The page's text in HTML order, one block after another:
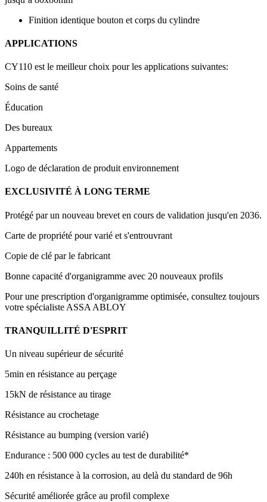
Finition identique bouton et corps du cylindre
APPLICATIONS
CY110 est le meilleur choix pour les applications suivantes:
Soins de santé
Éducation
Des bureaux
Appartements
Logo de déclaration de produit environnement
EXCLUSIVITÉ À LONG TERME
Protégé par un nouveau brevet en cours de validation jusqu'en 2036.
Carte de propriété pour varié et s'entrouvrant
Copie de clé par le fabricant
Bonne capacité d'organigramme avec 20 nouveaux profils
Pour une prescription d'organigramme optimisée, consultez toujours
votre spécialiste ASSA ABLOY
TRANQUILLITÉ D'ESPRIT
Un niveau supérieur de sécurité
5min en résistance au perçage
15kN de résistance au tirage
Résistance au crochetage
Résistance au bumping (version varié)
Endurance : 500 000 cycles au test de durabilité*
240h en résistance à la corrosion, au delà du standard de 96h
Sécurité améliorée grâce au profil complexe